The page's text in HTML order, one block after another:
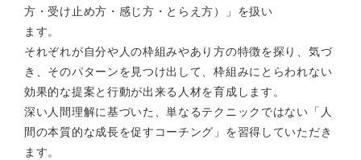
方・受け止め方・感じ方・とらえ方）」を扱い
ます。
それぞれが自分や人の枠組みやあり方の特徴を探り、気づ
き、そのパターンを見つけ出して、枠組みにとらわれない
効果的な提案と行動が出来る人材を育成します。
深い人間理解に基づいた、単なるテクニックではない「人
間の本質的な成長を促すコーチング」を習得していただき
ます。